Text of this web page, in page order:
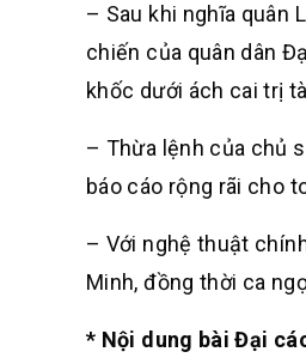
– Sau khi nghĩa quân
chiến của quân dân
khốc dưới ách cai trị
– Thừa lệnh của chủ
báo cáo rộng rãi cho
– Với nghệ thuật
Minh, đồng thời ca
* Nội dung bài Đại